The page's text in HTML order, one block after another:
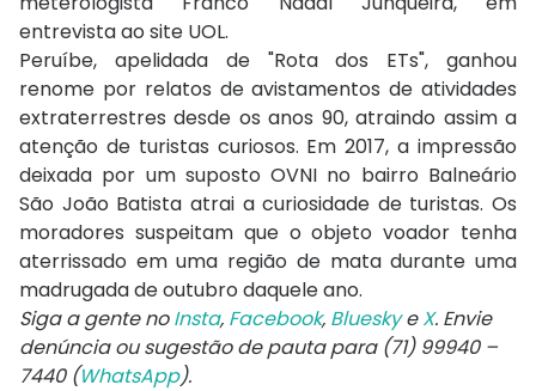
entrevista ao site UOL.
Peruíbe, apelidada de "Rota dos ETs", ganhou
renome por relatos de avistamentos de atividades
extraterrestres desde os anos 90, atraindo assim a
atenção de turistas curiosos. Em 2017, a impressão
deixada por um suposto OVNI no bairro Balneário
São João Batista atrai a curiosidade de turistas. Os
moradores suspeitam que o objeto voador tenha
aterrissado em uma região de mata durante uma
madrugada de outubro daquele ano.
Siga a gente noInsta, Facebook, BlueskyeX. Envie
denúncia ou sugestão de pauta para (71) 99940 –
7440 (WhatsApp).